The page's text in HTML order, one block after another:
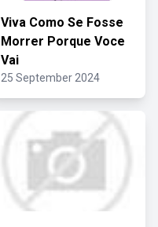
Viva Como Se Fosse
Morrer Porque Voce
Vai
25 September 2024